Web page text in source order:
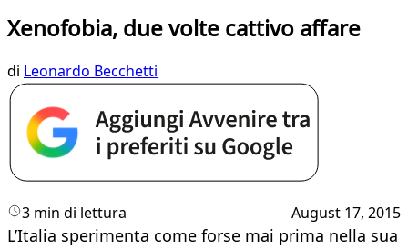
Xenofobia, due volte cattivo affare
di Leonardo Becchetti
3 min di lettura August 17, 2015
​L’Italia sperimenta come forse mai prima nella sua